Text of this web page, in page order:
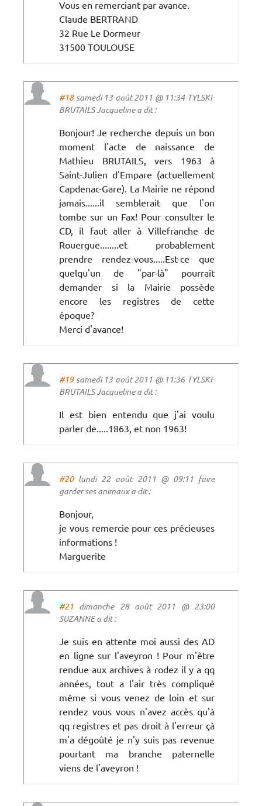
Vous en remerciant par avance.
Claude BERTRAND
32 Rue Le Dormeur
31500 TOULOUSE
#18samedi 13 août 2011 @ 11:34 TYLSKI-
BRUTAILS Jacqueline a dit :
Bonjour! Je recherche depuis un bon
moment l'acte de naissance de
Mathieu BRUTAILS, vers 1963 à
Saint-Julien d'Empare (actuellement
Capdenac-Gare). La Mairie ne répond
jamais......il semblerait que l'on
tombe sur un Fax! Pour consulter le
CD, il faut aller à Villefranche de
Rouergue........et probablement
prendre rendez-vous.....Est-ce que
quelqu'un de "par-là" pourrait
demander si la Mairie possède
encore les registres de cette
époque?
Merci d'avance!
#19samedi 13 août 2011 @ 11:36 TYLSKI-
BRUTAILS Jacqueline a dit :
Il est bien entendu que j'ai voulu
parler de.....1863, et non 1963!
#20lundi 22 août 2011 @ 09:11 faire
garder ses animaux a dit :
Bonjour,
je vous remercie pour ces précieuses
informations !
Marguerite
#21 dimanche 28 août 2011 @ 23:00
SUZANNE a dit :
Je suis en attente moi aussi des AD
en ligne sur l'aveyron ! Pour m'être
rendue aux archives à rodez il y a qq
années, tout a l'air très compliqué
même si vous venez de loin et sur
rendez vous vous n'avez accès qu'à
qq registres et pas droit à l'erreur çà
m'a dégoûté je n'y suis pas revenue
pourtant ma branche paternelle
viens de l'aveyron !